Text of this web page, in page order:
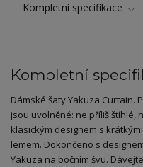
Kompletní specifikace
Kompletní
Dámské šaty Yakuza Curtain.
jsou uvolněné: ne příliš štíhlé,
klasickým designem s
lemem. Dokončeno s
Yakuza na bočním švu.